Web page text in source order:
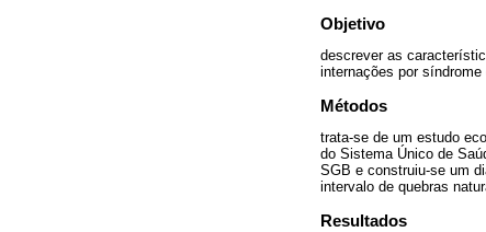
Objetivo
descrever as
internações por
Métodos
trata-se de um estudo
do Sistema Único de
SGB e construiu-se um
intervalo de quebras
Resultados